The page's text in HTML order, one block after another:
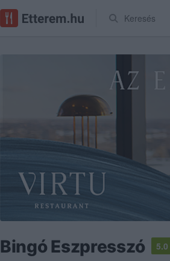
Keresés
Bingó Eszpresszó 5.0